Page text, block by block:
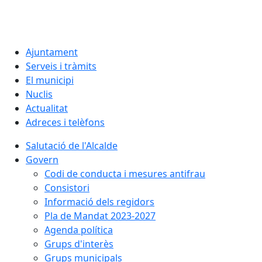
Ajuntament
Serveis i tràmits
El municipi
Nuclis
Actualitat
Adreces i telèfons
Salutació de l'Alcalde
Govern
Codi de conducta i mesures antifrau
Consistori
Informació dels regidors
Pla de Mandat 2023-2027
Agenda política
Grups d'interès
Grups municipals